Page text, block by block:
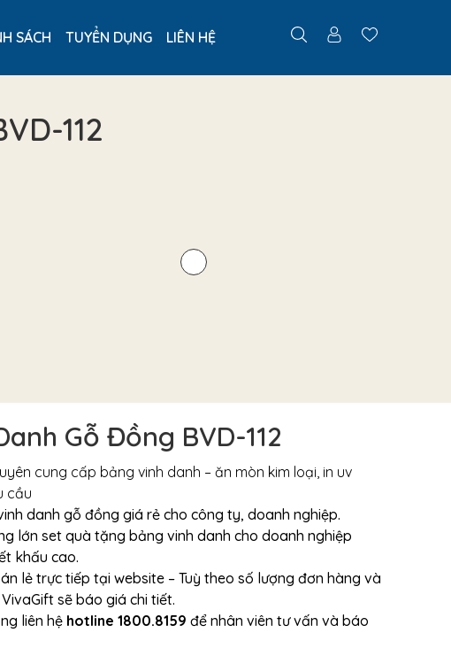
SÁCH TUYỂN DỤNG LIÊN HỆ
112
Gỗ Đồng BVD-112
cung cấp bảng vinh danh – ăn mòn kim loại, in uv
cầu
danh gỗ đồng giá rẻ cho công ty, doanh nghiệp.
lớn set quà tặng bảng vinh danh cho doanh nghiệp
khấu cao.
lẻ trực tiếp tại website – Tuỳ theo số lượng đơn hàng và
sẽ báo giá chi tiết.
liên hệ hotline 1800.8159 để nhân viên tư vấn và báo